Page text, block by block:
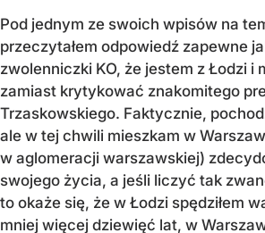
Pod jednym ze swoich wpisów na
przeczytałem odpowiedź zapewne
zwolenniczki KO, że jestem z Łodzi i
zamiast krytykować znakomitego
Trzaskowskiego. Faktycznie,
ale w tej chwili mieszkam w
w aglomeracji warszawskiej)
swojego życia, a jeśli liczyć tak
to okaże się, że w Łodzi spędziłem
mniej więcej dziewięć lat, w